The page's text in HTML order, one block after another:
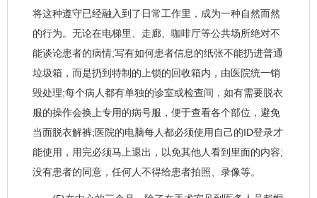
将这种遵守已经融入到了日常工作里，成为一种自然而然
的行为。无论在电梯里、走廊、咖啡厅等公共场所绝对不
能谈论患者的病情;写有如何患者信息的纸张不能扔进普通
垃圾箱，而是扔到特制的上锁的回收箱内，由医院统一销
毁处理;每个病人都有单独的诊室或检查间，如有需要脱衣
服的操作会换上专用的病号服，便于查看各个部位，避免
当面脱衣解裤;医院的电脑每人都必须使用自己的ID登录才
能使用，用完必须马上退出，以免其他人看到里面的内容;
没有患者的同意，任何人不得给患者拍照、录像等。